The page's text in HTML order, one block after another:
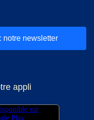
notre newsletter
appli